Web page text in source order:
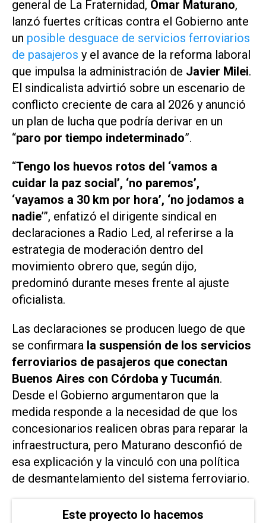
general de La Fraternidad, Omar Maturano,
lanzó fuertes críticas contra el Gobierno ante
un posible desguace de servicios ferroviarios
de pasajeros y el avance de la reforma laboral
que impulsa la administración de Javier Milei.
El sindicalista advirtió sobre un escenario de
conflicto creciente de cara al 2026 y anunció
un plan de lucha que podría derivar en un
“paro por tiempo indeterminado”.
“Tengo los huevos rotos del ‘vamos a
cuidar la paz social’, ‘no paremos’,
‘vayamos a 30 km por hora’, ‘no jodamos a
nadie’”, enfatizó el dirigente sindical en
declaraciones a Radio Led, al referirse a la
estrategia de moderación dentro del
movimiento obrero que, según dijo,
predominó durante meses frente al ajuste
oficialista.
Las declaraciones se producen luego de que
se confirmara la suspensión de los servicios
ferroviarios de pasajeros que conectan
Buenos Aires con Córdoba y Tucumán.
Desde el Gobierno argumentaron que la
medida responde a la necesidad de que los
concesionarios realicen obras para reparar la
infraestructura, pero Maturano desconfió de
esa explicación y la vinculó con una política
de desmantelamiento del sistema ferroviario.
Este proyecto lo hacemos